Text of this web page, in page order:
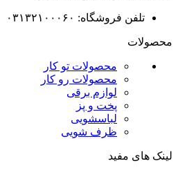
تلفن فروشگاه: ۰۳۱۳۲۱۰۰۰۶۰
محصولات
محصولات تو کار
محصولات رو کار
لوازم برقی
پخت و پز
لباسشویی
ظرف شویی
لینک های مفید